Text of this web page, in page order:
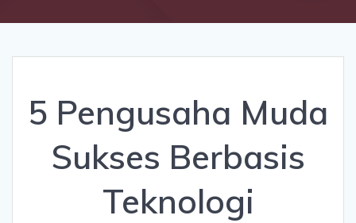
5 Pengusaha Muda
Sukses Berbasis
Teknologi